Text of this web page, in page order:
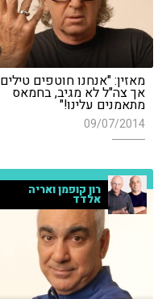
מאזין: "אנחנו חוטפים טילים
אך צה"ל לא מגיב, בחמאס
מתאמנים עלינו!"
09/07/2014
רון קופמן ואריה
אלדד